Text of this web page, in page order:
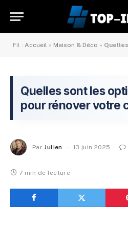
Fil : Accueil » Maison & Déco » Quelles sont
Quelles sont les
pour rénover votre
Par Julien 13 juin 2025
7 min de lecture